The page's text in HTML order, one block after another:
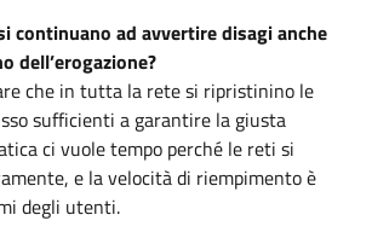
continuano ad avvertire disagi anche
dell’erogazione?
che in tutta la rete si ripristinino le
sufficienti a garantire la giusta
ci vuole tempo perché le reti si
e la velocità di riempimento è
degli utenti.